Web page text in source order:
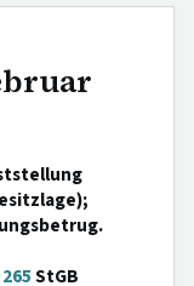
265StGB